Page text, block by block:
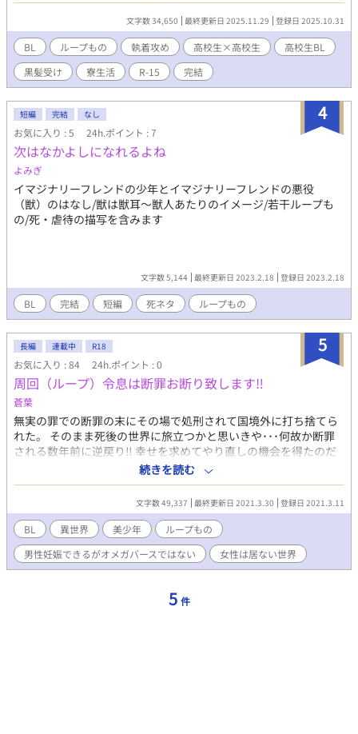
な二人の高校生編 同級生でも誕生日の関係で18歳ｘ17歳。R-18
にはしていませんが、そういう関係と雰囲気は出てきます（4話と
5話） 蜜月の繰り返しなので基本スタイルはイチャイチャ。 ※表
紙がやっつけ仕事なので、どこかで差し換えるかもしれない。 漫
画で「バラは箱の庭に埋めた」#バラ庭みどちぐ というシリーズ
名で、高校教師の社会人ＢＬを描いています。 同居・同い年・元
母校の寮生で同室・高校で別れて社会人で元サヤっぷる・日常
系・二人の世界。 本編扱いの漫画は四季をテーマにしており、最
後の『冬の碧落』だけ高校生編。じゃあ単独で読めるようにと、
高校生編を小説にすることにしました。 タイトル通りのループ
物。高校３年生のひと冬だけループしています。 2026年春にセル
フコミカライズとして大幅修正されて、漫画になります。
文字数 34,650 最終更新日 2025.11.29 登録日 2025.10.31
BL ループもの 執着攻め 高校生×高校生
高校生BL
黒髪受け
寮生活 R-15 完結
4
短編 完結 なし
お気に入り : 5 24h.ポイント : 7
次はなかよしになれるよね
よみぎ
イマジナリーフレンドの少年とイマジナリーフレンドの悪役
（獣）のはなし/獣は獣耳〜獣人あたりのイメージ/若干ループも
の/死・虐待の描写を含みます
文字数 5,144 最終更新日 2023.2.18 登録日 2023.2.18
BL 完結 短編 死ネタ ループもの
5
長編 連載中 R18
お気に入り : 84 24h.ポイント : 0
周回（ループ）令息は断罪お断り致します‼︎
蒼葉
無実の罪での断罪の末にその場で処刑されて国境外に打ち捨てら
れた。 そのまま死後の世界に旅立つかと思いきや･･･何故か断罪
される数年前に逆戻り‼︎ 幸せを求めてやり直しの機会を得たのだ
と、回避する為に奮闘するが何故か同じルートを辿り死亡。 何度
やり直しても辿る道は同じなのだと諦めかけたその時代で、新た
なルートを辿り始める。 新たなルートで、手探りで死亡回避でき
るかどうか･･･。 ＊、自分の想像力と文才が相反しているので、
よく分からない文章になっています。それを踏まえて読んでもら
えると助かります。 ＊、番外編始めました。
続きを読む
文字数 49,337 最終更新日 2021.3.30 登録日 2021.3.11
BL 異世界 美少年
ループもの
男性妊娠できるがオメガバースではない
女性は居ない世界
5 件